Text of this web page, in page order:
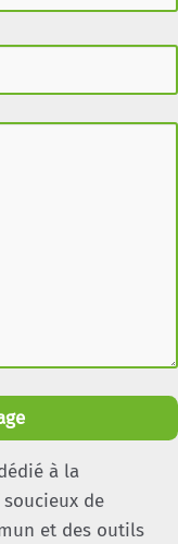
à la
de
et des outils